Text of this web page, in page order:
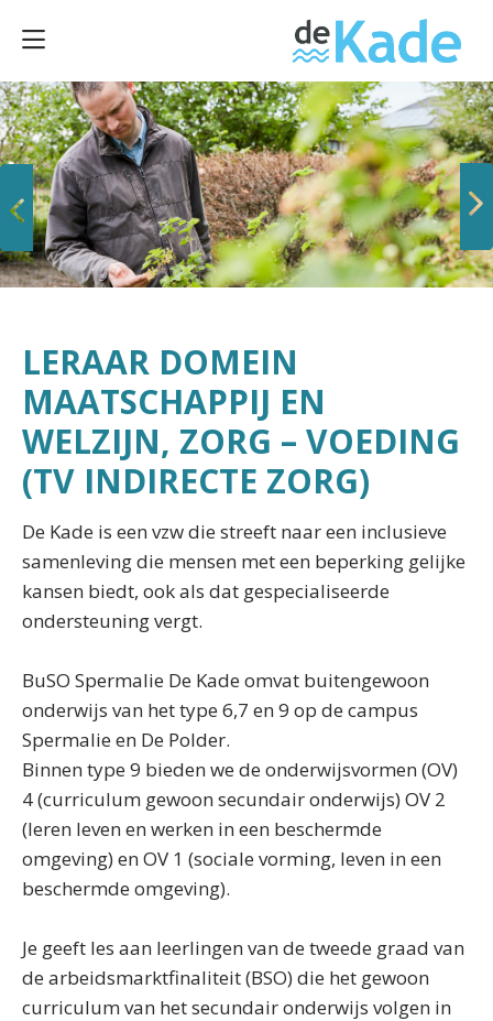
Vorige
Volgende
LERAAR DOMEIN
MAATSCHAPPIJ EN
WELZIJN, ZORG – VOEDING
(TV INDIRECTE ZORG)
De Kade is een vzw die streeft naar een inclusieve
samenleving die mensen met een beperking gelijke
kansen biedt, ook als dat gespecialiseerde
ondersteuning vergt.
BuSO Spermalie De Kade omvat buitengewoon
onderwijs van het type 6,7 en 9 op de campus
Spermalie en De Polder.
Binnen type 9 bieden we de onderwijsvormen (OV)
4 (curriculum gewoon secundair onderwijs) OV 2
(leren leven en werken in een beschermde
omgeving) en OV 1 (sociale vorming, leven in een
beschermde omgeving).
Je geeft les aan leerlingen van de tweede graad van
de arbeidsmarktfinaliteit (BSO) die het gewoon
curriculum van het secundair onderwijs volgen in